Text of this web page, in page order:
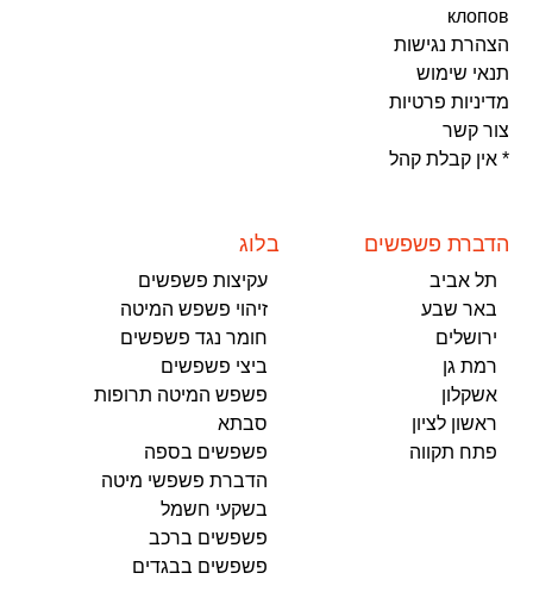
клопов
הצהרת נגישות
תנאי שימוש
מדיניות פרטיות
צור קשר
* אין קבלת קהל
הדברת פשפשים
תל אביב
באר שבע
ירושלים
רמת גן
אשקלון
ראשון לציון
פתח תקווה
בלוג
עקיצות פשפשים
זיהוי פשפש המיטה
חומר נגד פשפשים
ביצי פשפשים
פשפש המיטה תרופות
סבתא
פשפשים בספה
הדברת פשפשי מיטה
בשקעי חשמל
פשפשים ברכב
פשפשים בבגדים